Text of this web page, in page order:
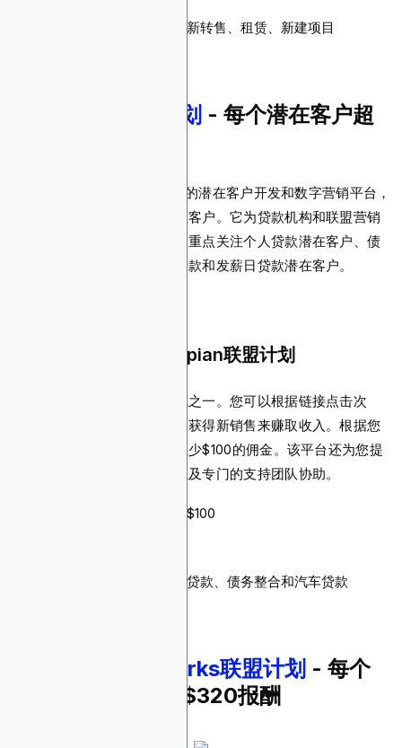
产品：房地产贷款，如翻新转售、租赁、新建项目
Zappian联盟计划 - 每个潜在客户超
Zappian是一家总部位于美国的潜在客户开发和数字营销平台，
专注于高质量贷款和联盟潜在客户。它为贷款机构和联盟营销
人员提供潜在客户开发服务，重点关注个人贷款潜在客户、债
务整合贷款潜在客户、汽车贷款和发薪日贷款潜在客户。
为什么您应该推广Zappian联盟计划
该平台拥有最灵活的支付模式之一。您可以根据链接点击次
数、每个生成的潜在客户以及获得新销售来赚取收入。根据您
产生的销售额，您可以获得至少$100的佣金。该平台还为您提
供实时报告功能、及时付款以及专门的支持团队协助。
佣金：每个潜在客户超过$100
产品：个人贷款、发薪日贷款、债务整合和汽车贷款
Stopgo Networks联盟计划 - 每个
潜在客户最高可获$320报酬